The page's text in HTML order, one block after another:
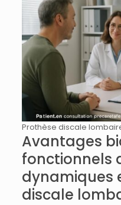
Prothèse discale
Avantages
fonctionnels
dynamiques
discale